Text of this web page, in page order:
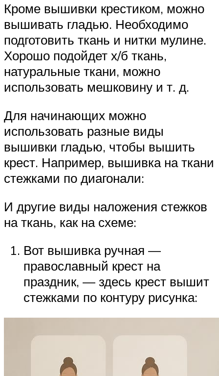
Кроме вышивки крестиком, можно
вышивать гладью. Необходимо
подготовить ткань и нитки мулине.
Хорошо подойдет х/б ткань,
натуральные ткани, можно
использовать мешковину и т. д.
Для начинающих можно
использовать разные виды
вышивки гладью, чтобы вышить
крест. Например, вышивка на ткани
стежками по диагонали:
И другие виды наложения стежков
на ткань, как на схеме:
Вот вышивка ручная —
православный крест на
праздник, — здесь крест вышит
стежками по контуру рисунка: